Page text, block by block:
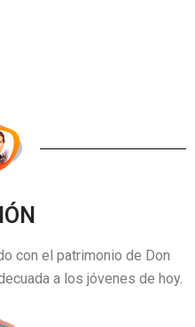
con el patrimonio de Don
a los jóvenes de hoy.